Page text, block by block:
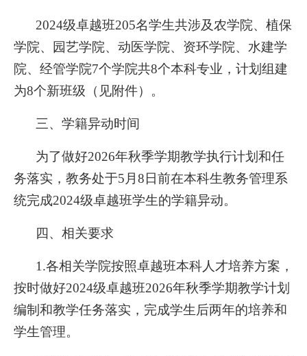
2024级卓越班205名学生共涉及农学院、植保
学院、园艺学院、动医学院、资环学院、水建学
院、经管学院7个学院共8个本科专业，计划组建
为8个新班级（见附件）。
三、学籍异动时间
为了做好2026年秋季学期教学执行计划和任
务落实，教务处于5月8日前在本科生教务管理系
统完成2024级卓越班学生的学籍异动。
四、相关要求
1.各相关学院按照卓越班本科人才培养方案，
按时做好2024级卓越班2026年秋季学期教学计划
编制和教学任务落实，完成学生后两年的培养和
学生管理。